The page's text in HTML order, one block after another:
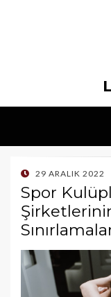
POSTED
ON
29 ARALIK 2022
Spor